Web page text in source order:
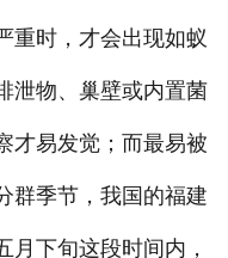
重时，才会出现如蚁
泄物、巢壁或内置菌
才易发觉；而最易被
群季节，我国的福建
月下旬这段时间内，